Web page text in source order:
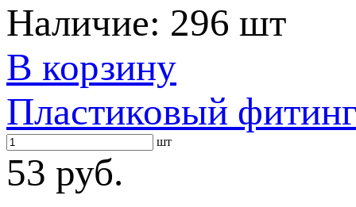
Наличие: 296 шт
В корзину
Пластиковый
шт
53 руб.